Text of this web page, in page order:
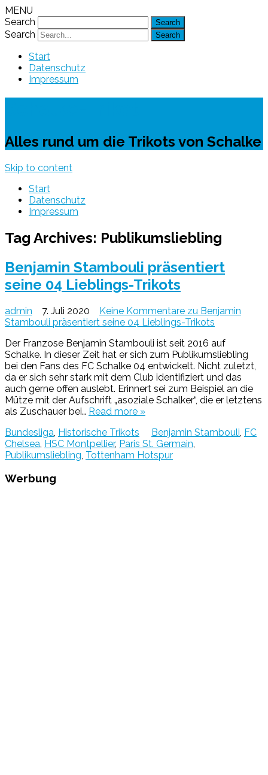
MENU
Search
Search
Start
Datenschutz
Impressum
Alles rund um die Trikots von Schalke
Skip to content
Start
Datenschutz
Impressum
Tag Archives: Publikumsliebling
Benjamin Stambouli präsentiert
seine 04 Lieblings-Trikots
admin 7. Juli 2020 Keine Kommentare zu Benjamin
Stambouli präsentiert seine 04 Lieblings-Trikots
Der Franzose Benjamin Stambouli ist seit 2016 auf
Schalke. In dieser Zeit hat er sich zum Publikumsliebling
bei den Fans des FC Schalke 04 entwickelt. Nicht zuletzt,
da er sich sehr stark mit dem Club identifiziert und das
auch gerne offen auslebt. Erinnert sei zum Beispiel an die
Mütze mit der Aufschrift „asoziale Schalker“, die er letztens
als Zuschauer bei… Read more »
Bundesliga Historische Trikots Benjamin Stambouli FC
Chelsea HSC Montpellier, Paris St. Germain
Publikumsliebling Tottenham Hotspur
Werbung